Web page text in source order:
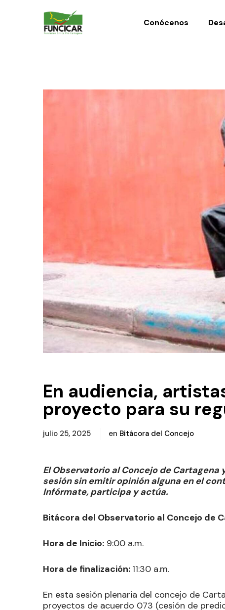
Conócenos
En audiencia,
proyecto para su
julio 25, 2025 en Bitácora del Concejo
El Observatorio al Concejo de
sesión sin emitir opinión alguna en el
Infórmate, participa y actúa.
Bitácora del Observatorio al Concejo de
Hora de Inicio: 9:00 a.m.
Hora de finalización: 11:30 a.m.
En esta sesión plenaria del concejo de
proyectos de acuerdo 073 (cesión de